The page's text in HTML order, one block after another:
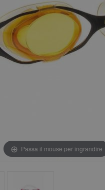
Passa il mouse per ingrandire